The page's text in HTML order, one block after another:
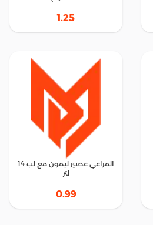
1.25
المراعي عصير ليمون مع لب 14
لتر
0.99